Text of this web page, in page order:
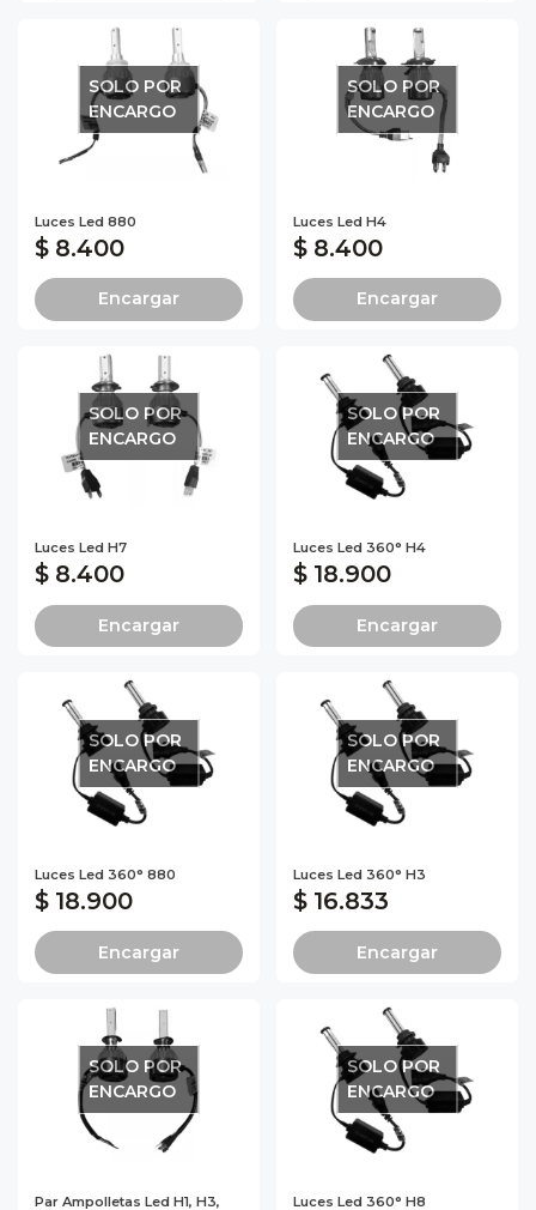
SOLO POR
ENCARGO
Luces Led 880
$ 8.400
Encargar
SOLO POR
ENCARGO
Luces Led H4
$ 8.400
Encargar
SOLO POR
ENCARGO
Luces Led H7
$ 8.400
Encargar
SOLO POR
ENCARGO
Luces Led 360° H4
$ 18.900
Encargar
SOLO POR
ENCARGO
Luces Led 360° 880
$ 18.900
Encargar
SOLO POR
ENCARGO
Luces Led 360° H3
$ 16.833
Encargar
SOLO POR
ENCARGO
Par Ampolletas Led H1, H3,
SOLO POR
ENCARGO
Luces Led 360° H8